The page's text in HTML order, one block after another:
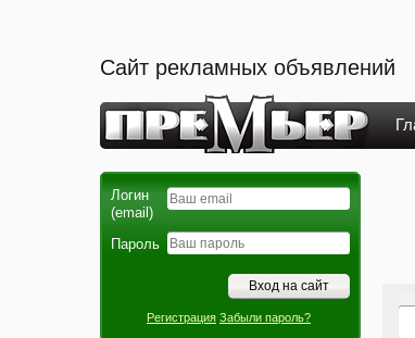
Сайт рекламных объявлений
Логин
(email)
Пароль
Регистрация Забыли пароль?